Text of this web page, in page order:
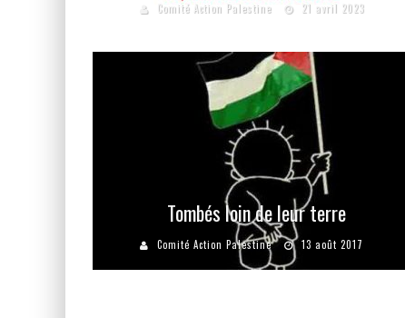
Comité Action Palestine 21 avril 2023
Tombés loin de leur terre
Comité Action Palestine 13 août 2017